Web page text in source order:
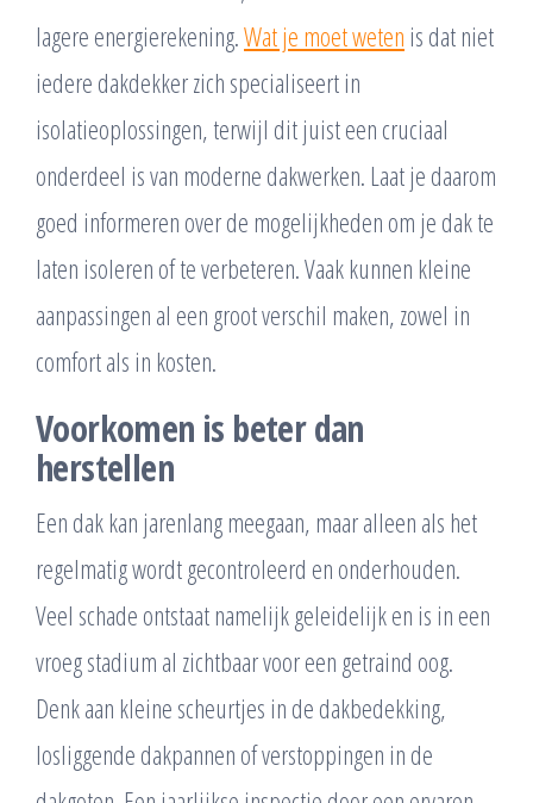
lagere energierekening.Wat je moet weten is dat niet
iedere dakdekker zich specialiseert in
isolatieoplossingen, terwijl dit juist een cruciaal
onderdeel is van moderne dakwerken. Laat je daarom
goed informeren over de mogelijkheden om je dak te
laten isoleren of te verbeteren. Vaak kunnen kleine
aanpassingen al een groot verschil maken, zowel in
comfort als in kosten.
Voorkomen is beter dan
herstellen
Een dak kan jarenlang meegaan, maar alleen als het
regelmatig wordt gecontroleerd en onderhouden.
Veel schade ontstaat namelijk geleidelijk en is in een
vroeg stadium al zichtbaar voor een getraind oog.
Denk aan kleine scheurtjes in de dakbedekking,
losliggende dakpannen of verstoppingen in de